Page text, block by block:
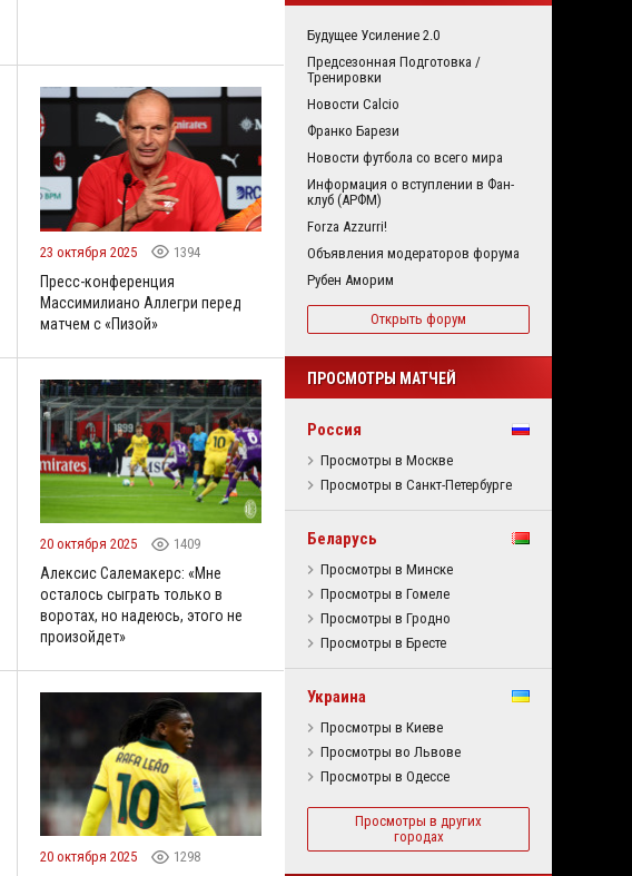
23 октября 2025 1394
Пресс-конференция
Массимилиано Аллегри перед
матчем с «Пизой»
20 октября 2025 1409
Алексис Салемакерс: «Мне
осталось сыграть только в
воротах, но надеюсь, этого не
произойдет»
20 октября 2025 1298
Будущее Усиление 2.0
Предсезонная Подготовка /
Тренировки
Новости Calcio
Франко Барези
Новости футбола со всего мира
Информация о вступлении в Фан-
клуб (АРФМ)
Forza Azzurri!
Объявления модераторов форума
Рубен Аморим
Открыть форум
ПРОСМОТРЫ МАТЧЕЙ
Россия
Просмотры в Москве
Просмотры в Санкт-Петербурге
Беларусь
Просмотры в Минске
Просмотры в Гомеле
Просмотры в Гродно
Просмотры в Бресте
Украина
Просмотры в Киеве
Просмотры во Львове
Просмотры в Одессе
Просмотры в других
городах